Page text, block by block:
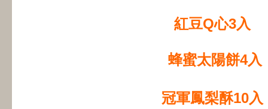
紅豆Q心3入
蜂蜜太陽餅4入
冠軍鳳梨酥10入